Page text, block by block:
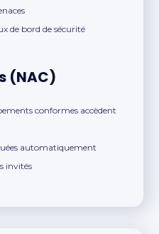
de bord de sécurité
(NAC)
conformes accèdent
automatiquement
invités